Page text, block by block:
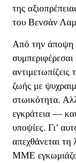
της
του Βενσάν
Από την άποψη
συμπεριφέρεσαι
αντιμετωπίζεις
ζωής με
στωικότητα.
εγκράτεια —
υποψίες. Γι’
απεχθάνεται τη
ΜΜΕ